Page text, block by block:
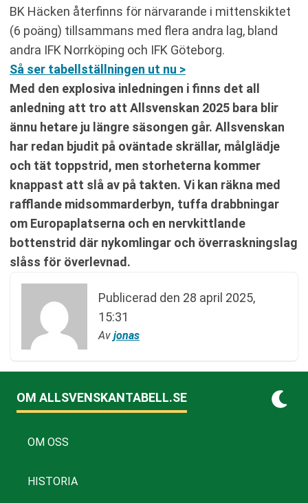
BK Häcken återfinns för närvarande i mittenskiktet
(6 poäng) tillsammans med flera andra lag, bland
andra IFK Norrköping och IFK Göteborg​.
Så ser tabellställningen ut nu >
Med den explosiva inledningen i finns det all
anledning att tro att Allsvenskan 2025 bara blir
ännu hetare ju längre säsongen går. Allsvenskan
har redan bjudit på oväntade skrällar, målglädje
och tät toppstrid, men storheterna kommer
knappast att slå av på takten. Vi kan räkna med
rafflande midsommarderbyn, tuffa drabbningar
om Europaplatserna och en nervkittlande
bottenstrid där nykomlingar och överraskningslag
slåss för överlevnad.
Publicerad den 28 april 2025,
15:31
Av jonas
OM ALLSVENSKANTABELL.SE
OM OSS
HISTORIA